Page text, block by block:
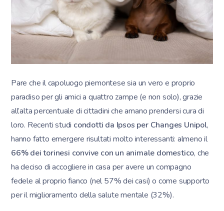
Pare che il capoluogo piemontese sia un vero e proprio
paradiso per gli amici a quattro zampe (e non solo), grazie
all’alta percentuale di cittadini che amano prendersi cura di
loro. Recenti studi condotti da Ipsos per Changes Unipol,
hanno fatto emergere risultati molto interessanti: almeno il
66% dei torinesi convive con un animale domestico, che
ha deciso di accogliere in casa per avere un compagno
fedele al proprio fianco (nel 57% dei casi) o come supporto
per il miglioramento della salute mentale (32%).